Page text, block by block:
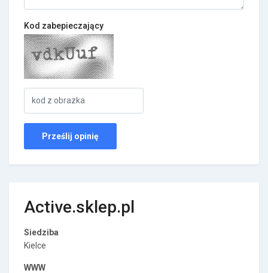
Kod zabepieczający
Active.sklep.pl
Siedziba
Kielce
WWW